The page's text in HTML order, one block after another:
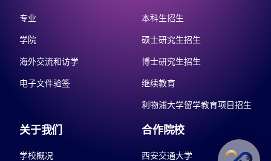
专业
学院
海外交流和访学
电子文件验签
本科生招生
硕士研究生招生
博士研究生招生
继续教育
利物浦大学留学教育项目招生
关于我们
学校概况
合作院校
西安交通大学